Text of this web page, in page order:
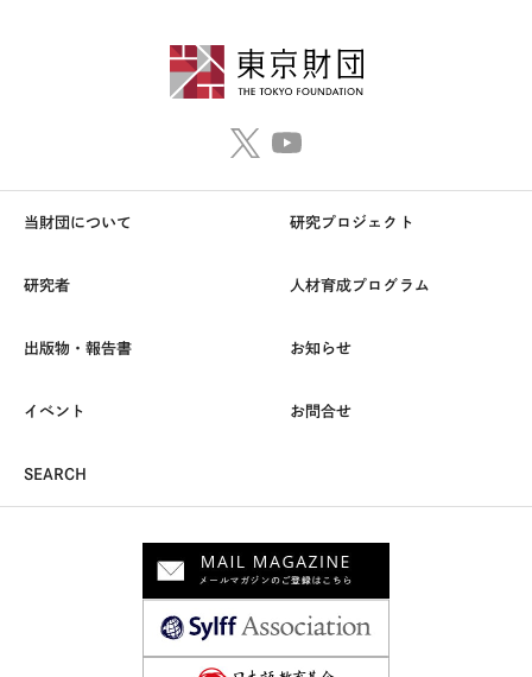
当財団について 研究プロジェクト
研究者 人材育成プログラム
出版物・報告書 お知らせ
イベント お問合せ
SEARCH